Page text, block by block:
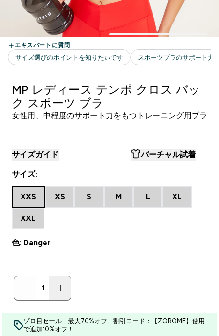
MP レディース テンポ クロス バッ
ク スポーツ ブラ
女性用、中程度のサポート力をもつトレーニング用ブラ
サイズガイド バーチャル試着
サイズ:
XXS XS S M L XL
XXL
色: Danger
ゾロ目セール｜最大70%オフ｜割引コード：【ZOROME】使用
で追加10%オフ！